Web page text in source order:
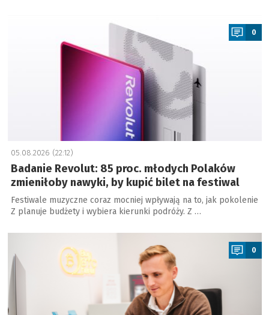
0
05.08.2026 (22:12)
Badanie Revolut: 85 proc. młodych Polaków
zmieniłoby nawyki, by kupić bilet na festiwal
Festiwale muzyczne coraz mocniej wpływają na to, jak pokolenie
Z planuje budżety i wybiera kierunki podróży. Z …
a
0